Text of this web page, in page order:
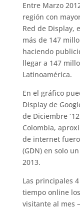
Entre Marzo
región con
Red de Display,
más de 147
haciendo
llegar a 147
Latinoamérica.
En el gráfico
Display de
de Diciembre
Colombia,
de internet
(GDN) en solo
2013.
Las principales
tiempo online
visitante al mes